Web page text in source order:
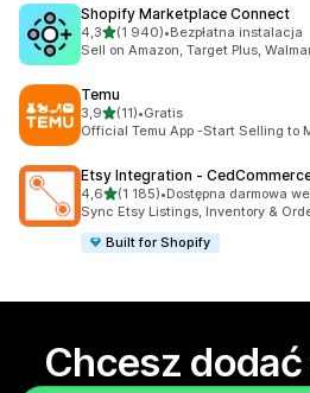
Shopify Marketplace Connect
4,3na 5 gwiazdek
(1 940)
Łączna liczba recenzji: 1940
•Bezpłatna instalacja
Sell on Amazon, Target Plus,
Temu
3,9na 5 gwiazdek
(11)
Łączna liczba recenzji: 11
•Gratis
Official Temu App -Start Selling to
Etsy Integration ‑
4,6na 5 gwiazdek
(1 185)
Łączna liczba recenzji: 1185
•Dostępna darmowa
Sync Etsy Listings, Inventory &
Built for Shopify
Chcesz